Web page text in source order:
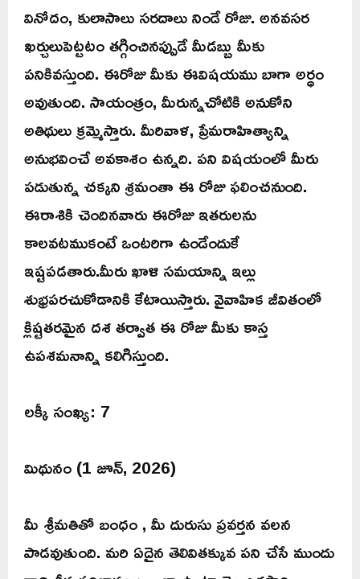
వినోదం, కులాసాలు సరదాలు నిండే రోజు. అనవసర
ఖర్చులుపెట్టటం తగ్గించినప్పుడే మీడబ్బు మీకు
పనికివస్తుంది. ఈరోజు మీకు ఈవిషయము బాగా అర్ధం
అవుతుంది. సాయంత్రం, మీరున్నచోటికి అనుకోని
అతిథులు క్రమ్మెస్తారు. మీరివాళ, ప్రేమరాహిత్యాన్ని
అనుభవించే అవకాశం ఉన్నది. పని విషయంలో మీరు
పడుతున్న చక్కని శ్రమంతా ఈ రోజు ఫలించనుంది.
ఈరాశికి చెందినవారు ఈరోజు ఇతరులను
కాలవటముకంటే ఒంటరిగా ఉండేందుకే
ఇష్టపడతారు.మీరు ఖాళి సమయాన్ని ఇల్లు
శుభ్రపరచుకోడానికి కేటాయిస్తారు. వైవాహిక జీవితంలో
క్లిష్టతరమైన దశ తర్వాత ఈ రోజు మీకు కాస్త
ఉపశమనాన్ని కలిగిస్తుంది.
లక్కీ సంఖ్య: 7
మిథునం (1 జూన్, 2026)
మీ శ్రీమతితో బంధం , మీ దురుసు ప్రవర్తన వలన
పాడవుతుంది. మరి ఏదైన తెలివితక్కువ పని చేసే ముందు